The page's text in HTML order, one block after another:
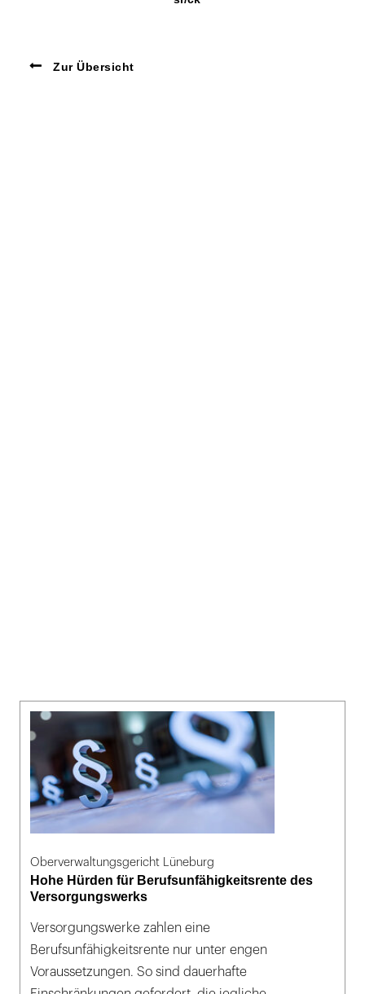
Zur Übersicht
Oberverwaltungsgericht Lüneburg
Hohe Hürden für Berufsunfähigkeitsrente des
Versorgungswerks
Versorgungswerke zahlen eine
Berufsunfähigkeitsrente nur unter engen
Voraussetzungen. So sind dauerhafte